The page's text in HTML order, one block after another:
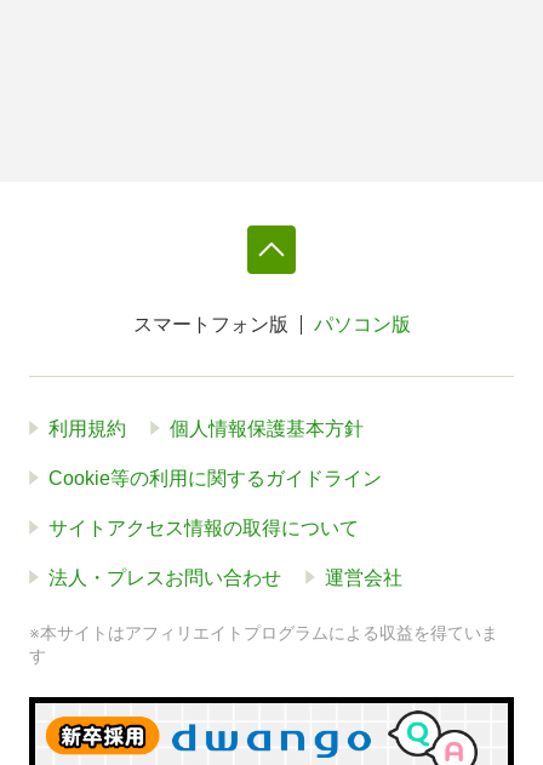
スマートフォン版 パソコン版
利用規約 個人情報保護基本方針
Cookie等の利用に関するガイドライン
サイトアクセス情報の取得について
法人・プレスお問い合わせ 運営会社
※本サイトはアフィリエイトプログラムによる収益を得ていま
す